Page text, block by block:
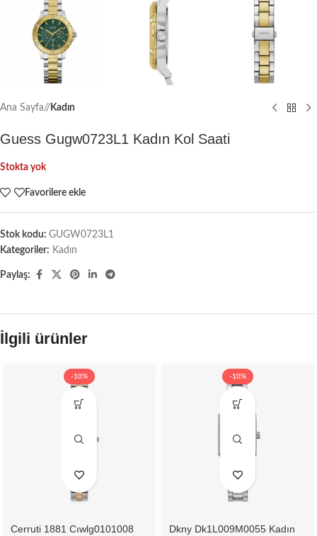
Ana Sayfa/ Kadın
Guess Gugw0723L1 Kadın Kol Saati
Stokta yok
Favorilere ekle
Stok kodu: GUGW0723L1
Kategoriler: Kadın
Paylaş:
İlgili ürünler
-10%
Cerruti 1881 Cıwlg0101008
-10%
Dkny Dk1L009M0055 Kadın